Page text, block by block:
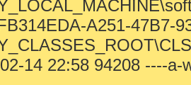
A251-47B7-
14 22:58 94208 ----